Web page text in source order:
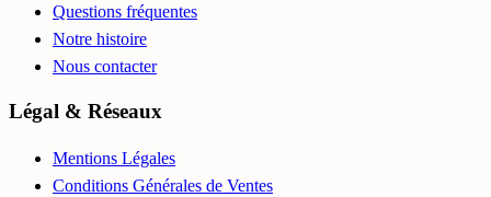
Questions fréquentes
Notre histoire
Nous contacter
Légal & Réseaux
Mentions Légales
Conditions Générales de Ventes